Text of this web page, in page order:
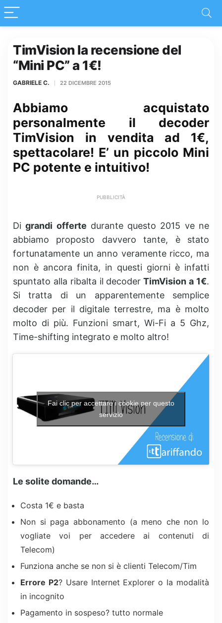
TimVision la recensione del
“Mini PC” a 1€!
GABRIELE C. 22 DICEMBRE 2015
Abbiamo acquistato
personalmente il decoder
TimVision in vendita ad 1€,
spettacolare! E’ un piccolo Mini
PC potente e intuitivo!
PUBBLICITÀ
Digrandi offerte durante questo 2015 ve ne
abbiamo proposto davvero tante, è stato
fortunatamente un anno veramente ricco, ma
non è ancora finita, in questi giorni è infatti
spuntato alla ribalta il decoder TimVision a 1€.
Si tratta di un apparentemente semplice
decoder per il digitale terrestre, ma è molto
molto di più. Funzioni smart, Wi-Fi a 5 Ghz,
Time-shifting integrato e molto altro!
Fai clic per accettare i cookie per questo
servizio
Le solite domande…
Costa 1€ e basta
Non si paga abbonamento (a meno che non lo
vogliate voi per accedere ai contenuti di
Telecom)
Funziona anche se non si è clienti Telecom/Tim
Errore P2? Usare Internet Explorer o la modalità
in incognito
Pagamento in sospeso? tutto normale